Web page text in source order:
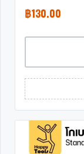
฿130.00